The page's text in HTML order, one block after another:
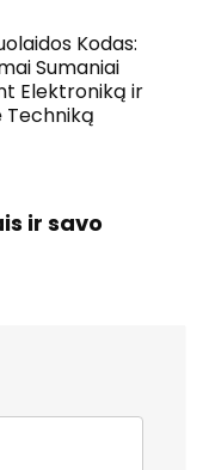
Kodas:
Sumaniai
Elektroniką ir
Techniką
ir savo